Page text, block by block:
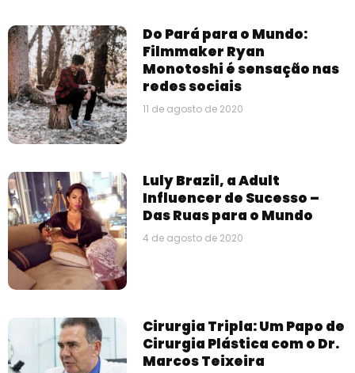
Do Pará para o Mundo:
Filmmaker Ryan
Monotoshi é sensação nas
redes sociais
11 de agosto de 2020
Luly Brazil, a Adult
Influencer de Sucesso –
Das Ruas para o Mundo
4 de agosto de 2020
Cirurgia Tripla: Um Papo de
Cirurgia Plástica com o Dr.
Marcos Teixeira